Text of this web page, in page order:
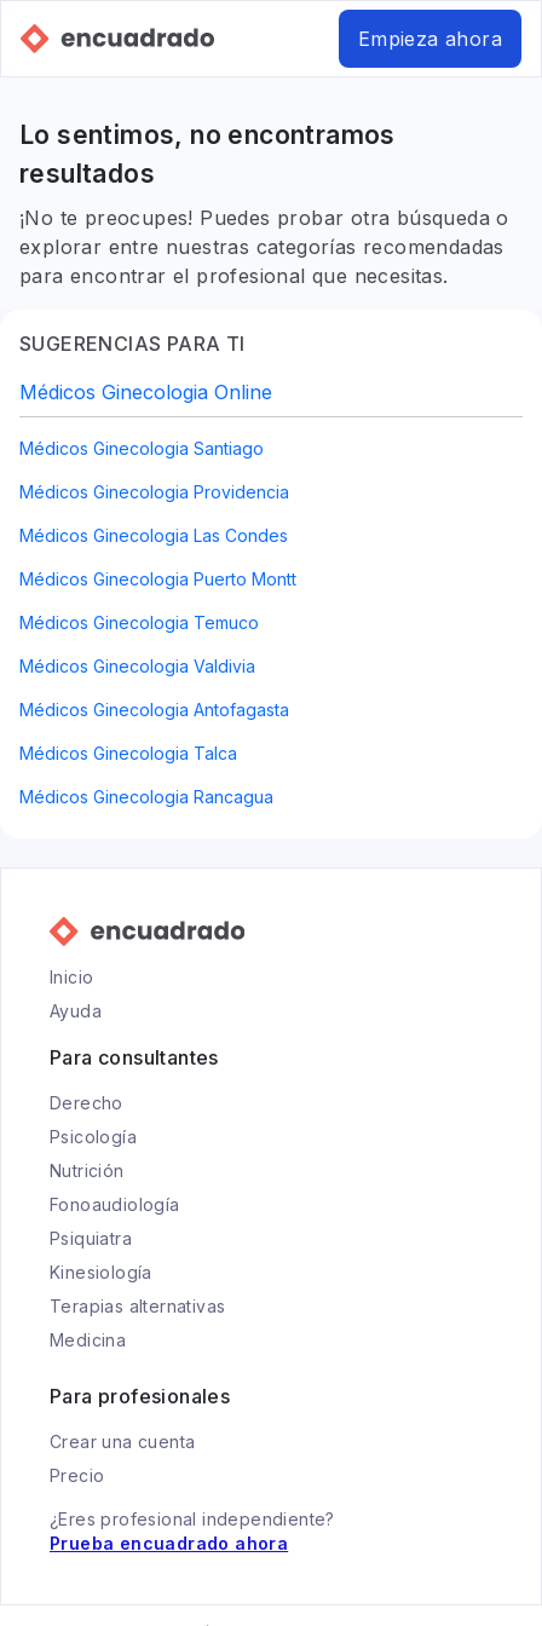
Empieza ahora
Lo sentimos, no encontramos
resultados
¡No te preocupes! Puedes probar otra búsqueda o
explorar entre nuestras categorías recomendadas
para encontrar el profesional que necesitas.
SUGERENCIAS PARA TI
Médicos Ginecologia Online
Médicos Ginecologia Santiago
Médicos Ginecologia Providencia
Médicos Ginecologia Las Condes
Médicos Ginecologia Puerto Montt
Médicos Ginecologia Temuco
Médicos Ginecologia Valdivia
Médicos Ginecologia Antofagasta
Médicos Ginecologia Talca
Médicos Ginecologia Rancagua
Inicio
Ayuda
Para consultantes
Derecho
Psicología
Nutrición
Fonoaudiología
Psiquiatra
Kinesiología
Terapias alternativas
Medicina
Para profesionales
Crear una cuenta
Precio
¿Eres profesional independiente?
Prueba encuadrado ahora